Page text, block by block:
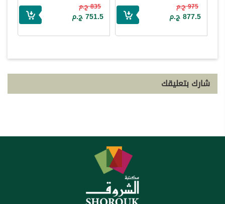
Sherry Argov
975 ج.م
877.5 ج.م
835 ج.م
751.5 ج.م
شارك بتعليقك